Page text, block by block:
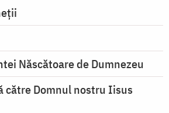
Născătoare de Dumnezeu
către Domnul nostru Iisus